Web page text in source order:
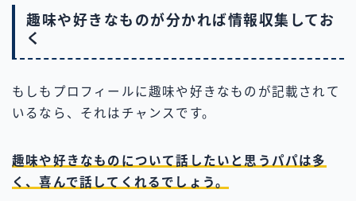
趣味や好きなものが分かれば情報収集してお
く
もしもプロフィールに趣味や好きなものが記載されて
いるなら、それはチャンスです。
趣味や好きなものについて話したいと思うパパは多
く、喜んで話してくれるでしょう。